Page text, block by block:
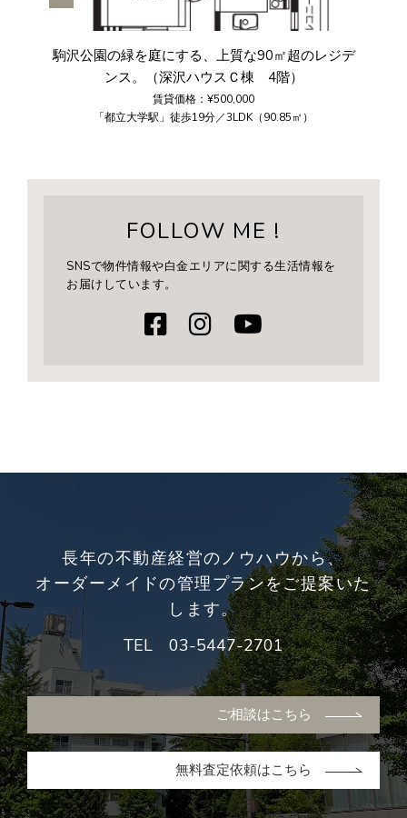
駒沢公園の緑を庭にする、上質な90㎡超のレジデ
ンス。（深沢ハウスＣ棟 4階）
賃貸価格：¥500,000
「都立大学駅」徒歩19分／3LDK（90.85㎡）
FOLLOW ME !
SNSで物件情報や白金エリアに関する生活情報を
お届けしています。
長年の不動産経営のノウハウから、
オーダーメイドの管理プランをご提案いた
します。
TEL 03-5447-2701
ご相談はこちら
無料査定依頼はこちら